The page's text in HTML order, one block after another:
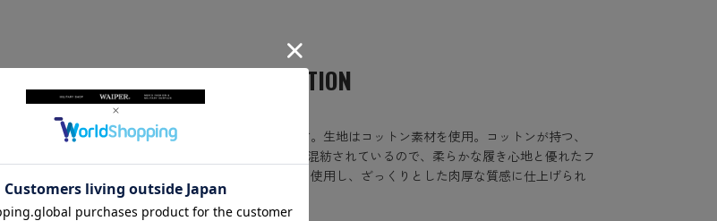
PRODUCT DESCRIPTION
イ染めがアクセント抜群のクルーソックスが登場です。生地はコットン素材を使用。コットンが持つ、
自然な肌触りで快適に着用可能です。またナイロンも混紡されているので、柔らかな履き心地と優れたフ
ます。 日本国内でも希少な旧式のローゲージ編み機を使用し、ざっくりとした肉厚な質感に仕上げられ
いたくなる履き心地が特徴です。